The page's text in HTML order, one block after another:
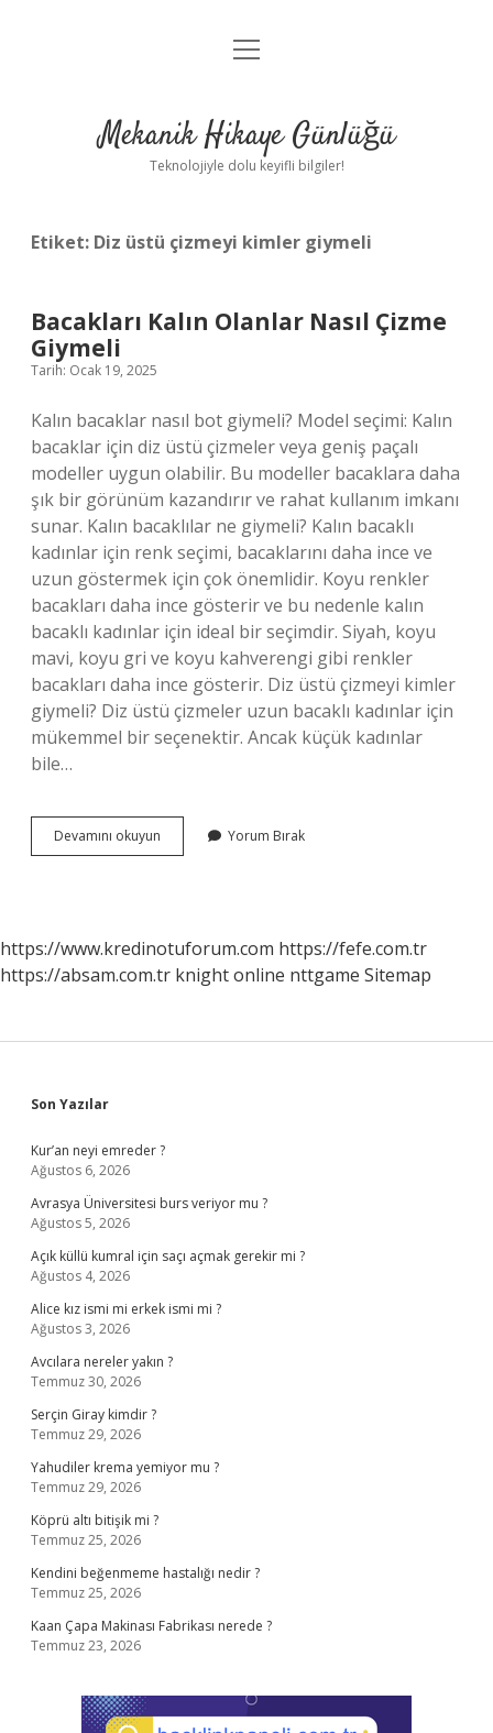
Anasayfa
Yasal Uyarı
menüyü
Mekanik Hikaye Günlüğü
Teknolojiyle dolu keyifli bilgiler!
Etiket: Diz üstü çizmeyi kimler giymeli
Bacakları Kalın Olanlar Nasıl Çizme
Giymeli
Tarih: Ocak 19, 2025
Kalın bacaklar nasıl bot giymeli? Model seçimi: Kalın
bacaklar için diz üstü çizmeler veya geniş paçalı
modeller uygun olabilir. Bu modeller bacaklara daha
şık bir görünüm kazandırır ve rahat kullanım imkanı
sunar. Kalın bacaklılar ne giymeli? Kalın bacaklı
kadınlar için renk seçimi, bacaklarını daha ince ve
uzun göstermek için çok önemlidir. Koyu renkler
bacakları daha ince gösterir ve bu nedenle kalın
bacaklı kadınlar için ideal bir seçimdir. Siyah, koyu
mavi, koyu gri ve koyu kahverengi gibi renkler
bacakları daha ince gösterir. Diz üstü çizmeyi kimler
giymeli? Diz üstü çizmeler uzun bacaklı kadınlar için
mükemmel bir seçenektir. Ancak küçük kadınlar
bile…
Devamını okuyun Bacakları
Kalın
Yorum Bırak
https://www.kredinotuforum.com https://fefe.com.tr
https://absam.com.tr knight online nttgame Sitemap
Sidebar
Son Yazılar
Kur’an neyi emreder ?
Ağustos 6, 2026
Avrasya Üniversitesi burs veriyor mu ?
Ağustos 5, 2026
Açık küllü kumral için saçı açmak gerekir mi ?
Ağustos 4, 2026
Alice kız ismi mi erkek ismi mi ?
Ağustos 3, 2026
Avcılara nereler yakın ?
Temmuz 30, 2026
Serçin Giray kimdir ?
Temmuz 29, 2026
Yahudiler krema yemiyor mu ?
Temmuz 29, 2026
Köprü altı bitişik mi ?
Temmuz 25, 2026
Kendini beğenmeme hastalığı nedir ?
Temmuz 25, 2026
Kaan Çapa Makinası Fabrikası nerede ?
Temmuz 23, 2026